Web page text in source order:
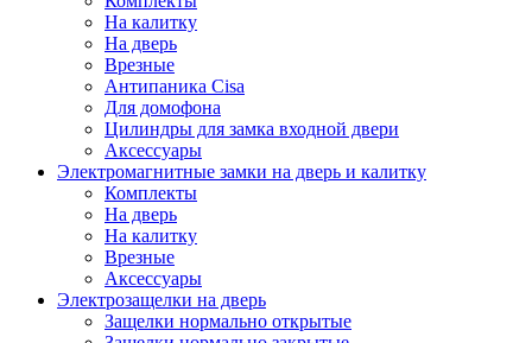
На калитку
На дверь
Врезные
Антипаника Cisa
Для домофона
Цилиндры для замка входной двери
Аксессуары
Электромагнитные замки на дверь и калитку
Комплекты
На дверь
На калитку
Врезные
Аксессуары
Электрозащелки на дверь
Защелки нормально открытые